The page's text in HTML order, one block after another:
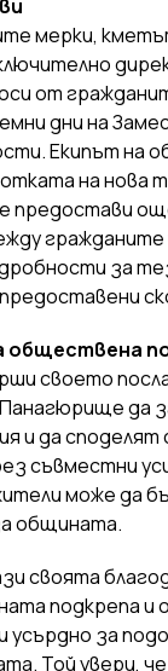
мерки,
от
дни на
Екипът на
на нова
предостави
за
обществена
своето
да
и да споделят
съвместни
може да
общината.
своята
подкрепа и
за
Той увери,